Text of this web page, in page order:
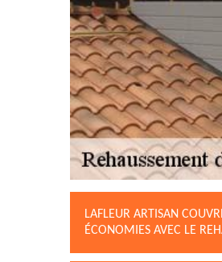
LAFLEUR ARTISAN
ÉCONOMIES AVEC LE